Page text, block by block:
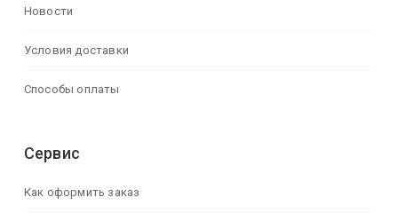
Новости
Условия доставки
Способы оплаты
Сервис
Как оформить заказ